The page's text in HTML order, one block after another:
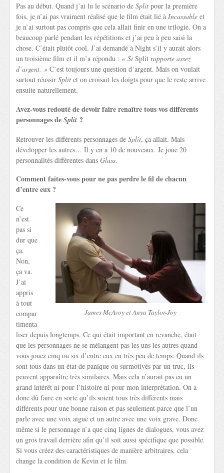
Pas au début. Quand j’ai lu le scénario deSplit pour la première
fois, je n’ai pas vraiment réalisé que le film était lié àIncassable et
je n’ai surtout pas compris que cela allait finir en une trilogie. On a
beaucoup parlé pendant les répétitions et j’ai peu à peu saisi la
chose. C’était plutôt cool. J’ai demandé à Night s’il y aurait alors
un troisième film et il m’a répondu : « Si Splitrapporte assez
d’argent. » C’est toujours une question d’argent. Mais on voulait
surtout réussirSplit et on croisait les doigts pour que le reste arrive
ensuite naturellement.
Avez-vous redouté de devoir faire renaître tous vos différents
personnages deSplit ?
Retrouver les différents personnages deSplit, ça allait. Mais
développer les autres… Il y en a 10 de nouveaux. Je joue 20
personnalités différentes dansGlass.
Comment faites-vous pour ne pas perdre le fil de chacun
d’entre eux ?
James McAvoy et Anya Taylor-Joy
Ce
n’est
pas si
dur que
ça.
Non,
ça va.
J’ai
appris
à tout
compar
timenta
liser depuis longtemps. Ce qui était important en revanche, était
que les personnages ne se mélangent pas les uns les autres quand
vous jouez cinq ou six d’entre eux en très peu de temps. Quand ils
sont tous dans un état de panique ou surmotivés par un truc, ils
peuvent apparaître très similaires. Mais cela n’aurait pas eu un
grand intérêt ni pour l’histoire ni pour mon interprétation. On a
donc dû faire en sorte qu’ils soient tous très différents mais
différents pour une bonne raison et pas seulement parce que l’un
parle avec une voix aiguë et un autre avec une voix grave. Donc
même si le personnage n’a que cinq lignes de dialogues, vous avez
un gros travail derrière afin qu’il soit aussi spécifique que possible.
Si vous créez des caractéristiques de manière arbitraires, cela
change la condition de Kevin et le film.